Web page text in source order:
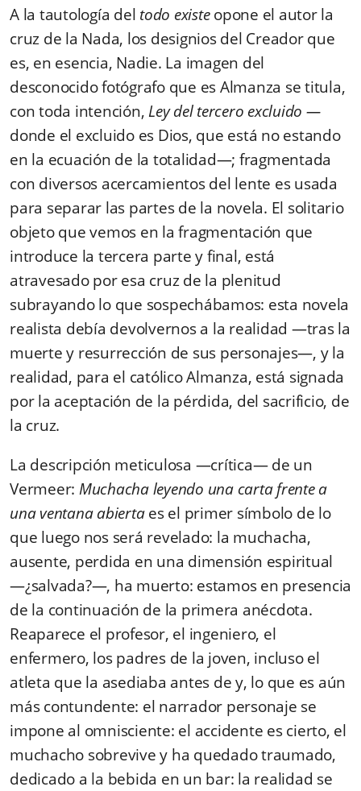
A la tautología del todo existeopone el autor la
cruz de la Nada, los designios del Creador que
es, en esencia, Nadie. La imagen del
desconocido fotógrafo que es Almanza se titula,
con toda intención, Ley del tercero excluido —
donde el excluido es Dios, que está no estando
en la ecuación de la totalidad—; fragmentada
con diversos acercamientos del lente es usada
para separar las partes de la novela. El solitario
objeto que vemos en la fragmentación que
introduce la tercera parte y final, está
atravesado por esa cruz de la plenitud
subrayando lo que sospechábamos: esta novela
realista debía devolvernos a la realidad —tras la
muerte y resurrección de sus personajes—, y la
realidad, para el católico Almanza, está signada
por la aceptación de la pérdida, del sacrificio, de
la cruz.
La descripción meticulosa —crítica— de un
Vermeer: Muchacha leyendo una carta frente a
una ventana abiertaes el primer símbolo de lo
que luego nos será revelado: la muchacha,
ausente, perdida en una dimensión espiritual
—¿salvada?—, ha muerto: estamos en presencia
de la continuación de la primera anécdota.
Reaparece el profesor, el ingeniero, el
enfermero, los padres de la joven, incluso el
atleta que la asediaba antes de y, lo que es aún
más contundente: el narrador personaje se
impone al omnisciente: el accidente es cierto, el
muchacho sobrevive y ha quedado traumado,
dedicado a la bebida en un bar: la realidad se